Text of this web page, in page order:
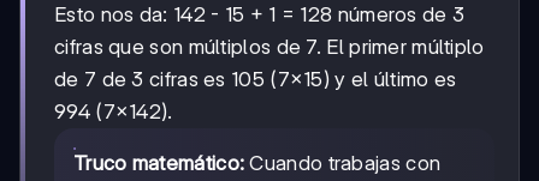
Esto nos da: 142 - 15 + 1 = 128 números de 3
cifras que son múltiplos de 7. El primer múltiplo
de 7 de 3 cifras es 105 (7×15) y el último es
994 (7×142).
Truco matemático: Cuando trabajas con